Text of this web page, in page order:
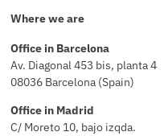
Where we are
Office in Barcelona
Av. Diagonal 453 bis, planta 4
08036 Barcelona (Spain)
Office in Madrid
C/ Moreto 10, bajo izqda.